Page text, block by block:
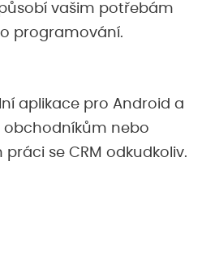
vašim potřebám
programování.
aplikace pro Android a
obchodníkům nebo
se CRM odkudkoliv.